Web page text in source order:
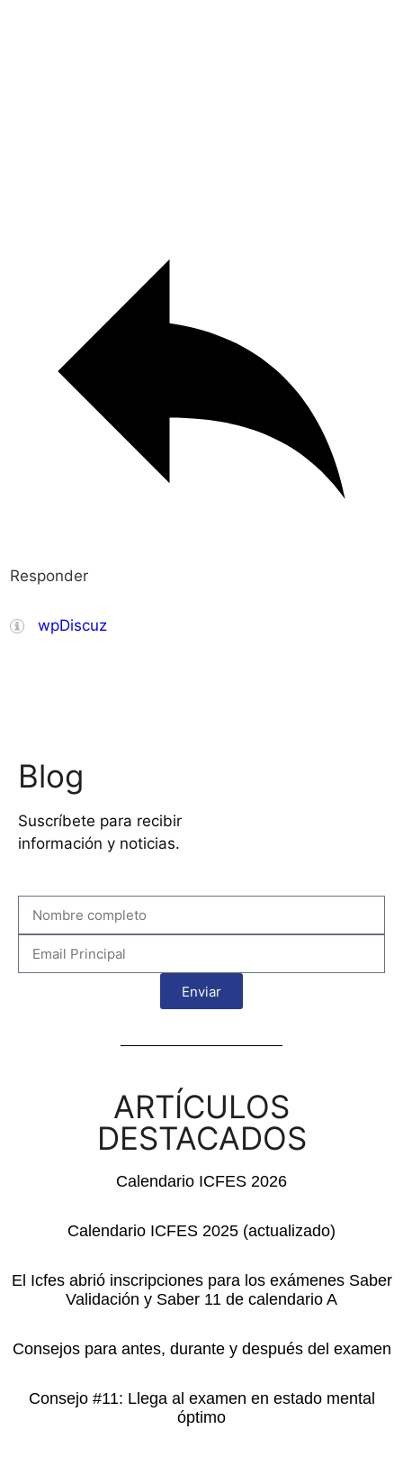
Responder
wpDiscuz
Blog
Suscríbete para recibir
información y noticias.
Enviar
ARTÍCULOS
DESTACADOS
Calendario ICFES 2026
Calendario ICFES 2025 (actualizado)
El Icfes abrió inscripciones para los exámenes Saber
Validación y Saber 11 de calendario A
Consejos para antes, durante y después del examen
Consejo #11: Llega al examen en estado mental
óptimo